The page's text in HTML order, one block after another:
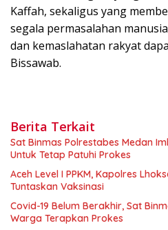
Kaffah, sekaligus yang
segala permasalahan
dan kemaslahatan rakyat
Bissawab.
Berita Terkait
Sat Binmas Polrestabes Medan
Untuk Tetap Patuhi Prokes
Aceh Level I PPKM, Kapolres
Tuntaskan Vaksinasi
Covid-19 Belum Berakhir, Sat
Warga Terapkan Prokes